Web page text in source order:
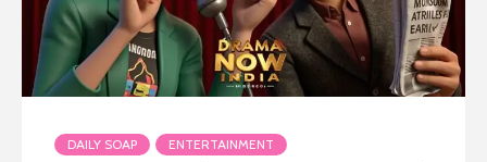
DAILY SOAP ENTERTAINMENT